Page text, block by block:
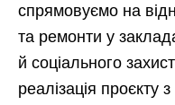
спрямовуємо на
та ремонти у
й соціального
реалізація проєкту